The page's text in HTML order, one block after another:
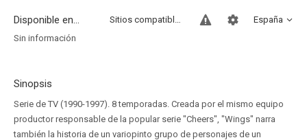
Disponible en... España
Sitios compatibles
Sin información
Sinopsis
Serie de TV (1990-1997). 8 temporadas. Creada por el mismo equipo
productor responsable de la popular serie "Cheers", "Wings" narra
también la historia de un variopinto grupo de personajes de un